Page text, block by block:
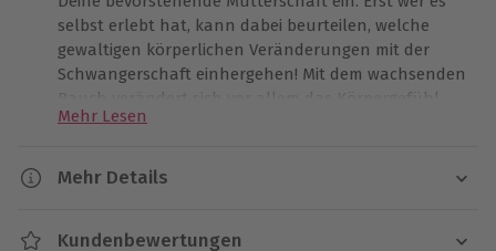
selbst erlebt hat, kann dabei beurteilen, welche
gewaltigen körperlichen Veränderungen mit der
Schwangerschaft einhergehen! Mit dem wachsenden
Bauch verändert sich vor allem das Körpergefühl
auf unnachahmliche Art und Weise und Du
Zur großen Freude auf den Nachwuchs kommen
Verspannungen hinzu. Du wünschst Dir neue Kraft,
Mehr Lesen
Mehr Details
Kundenbewertungen